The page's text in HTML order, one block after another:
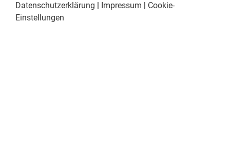
Datenschutzerklärung Impressum
Cookie-
Einstellungen